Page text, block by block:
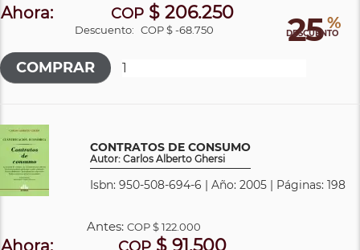
25 %
DESCUENTO
Ahora: COP$ 206.250
Descuento: COP $ -68.750
CONTRATOS DE CONSUMO
Autor: Carlos Alberto Ghersi
Isbn: 950-508-694-6 | Año: 2005 | Páginas: 198
Antes:COP$ 122.000
Ahora: $ 91.500